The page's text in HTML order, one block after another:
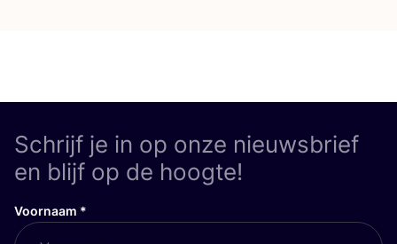
Schrijf je in op onze nieuwsbrief
en blijf op de hoogte!
Voornaam *